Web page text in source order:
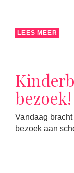
LEES MEER
bezoek!
Vandaag
bezoek aan